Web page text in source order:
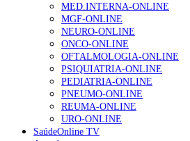
Alguns milhares de utentes
família com nova regras do
160 visualizações
“Os programas de rastreio
custo-efetivos e representam
MED.INTERNA-ONLINE
MGF-ONLINE
NEURO-ONLINE
ONCO-ONLINE
OFTALMOLOGIA-ONLINE
PSIQUIATRIA-ONLINE
PEDIATRIA-ONLINE
PNEUMO-ONLINE
REUMA-ONLINE
URO-ONLINE
SaúdeOnline TV